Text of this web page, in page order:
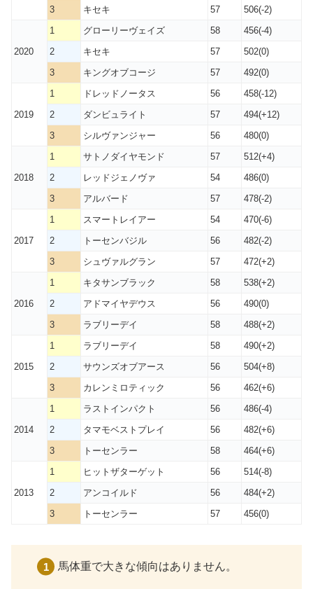
3
キセキ 57 506(-2)
2020
1 グローリーヴェイズ 58
456(-4)
2
キセキ 57
502(0)
3
キングオブコージ 57 492(0)
2019
1 ドレッドノータス 56
458(-12)
2
ダンビュライト 57
494(+12)
3
シルヴァンジャー 56 480(0)
2018
1 サトノダイヤモンド 57
512(+4)
2
レッドジェノヴァ 54
486(0)
3
アルバード 57 478(-2)
2017
1 スマートレイアー 54
470(-6)
2
トーセンバジル 56
482(-2)
3
シュヴァルグラン 57 472(+2)
2016
1 キタサンブラック 58
538(+2)
2
アドマイヤデウス 56
490(0)
3
ラブリーデイ 58 488(+2)
2015
1 ラブリーデイ 58
490(+2)
2
サウンズオブアース 56
504(+8)
3
カレンミロティック 56 462(+6)
2014
1 ラストインパクト 56
486(-4)
2
タマモベストプレイ 56
482(+6)
3
トーセンラー 58 464(+6)
2013
1 ヒットザターゲット 56
514(-8)
2
アンコイルド 56
484(+2)
3
トーセンラー 57 456(0)
馬体重で大きな傾向はありません。